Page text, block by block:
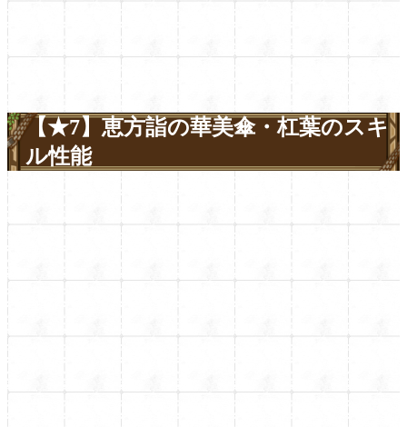
【★7】恵方詣の華美傘・杠葉のスキ
ル性能